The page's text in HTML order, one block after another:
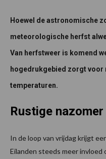
Hoewel de astronomische
meteorologische herfst
Van herfstweer is komend
hogedrukgebied zorgt voor
temperaturen.
Rustige nazomer
In de loop van vrijdag krijgt
Eilanden steeds meer